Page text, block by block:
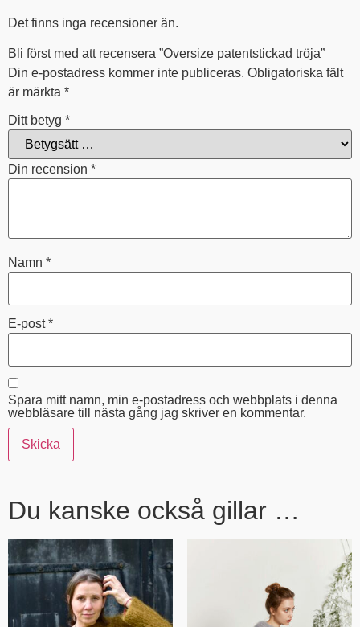
Det finns inga recensioner än.
Bli först med att recensera ”Oversize patentstickad tröja”
Din e-postadress kommer inte publiceras. Obligatoriska fält
är märkta *
Ditt betyg *
Din recension *
Namn *
E-post*
Spara mitt namn, min e-postadress och webbplats i denna
webbläsare till nästa gång jag skriver en kommentar.
Du kanske också gillar …